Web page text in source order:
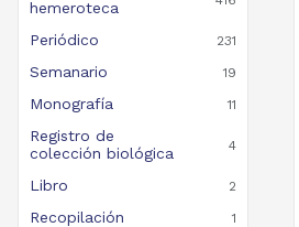
hemeroteca
Periódico 231
Semanario 19
Monografía 11
Registro de
colección biológica
4
Libro 2
Recopilación 1